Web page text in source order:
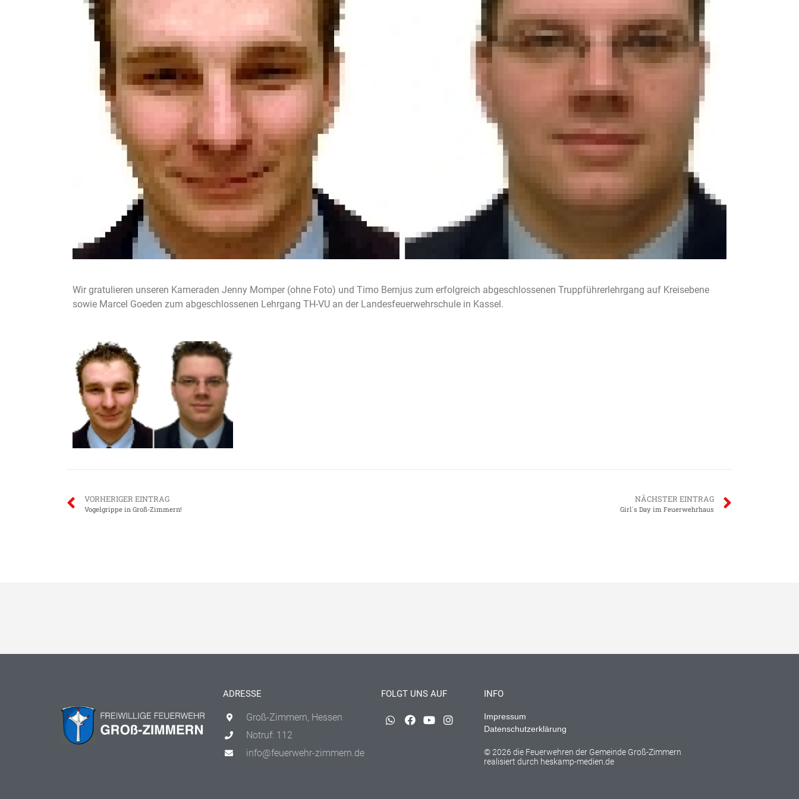
Wir gratulieren unseren Kameraden Jenny Momper (ohne Foto) und Timo Bernjus zum erfolgreich abgeschlossenen Truppführerlehrgang auf Kreisebene
sowie Marcel Goeden zum abgeschlossenen Lehrgang TH-VU an der Landesfeuerwehrschule in Kassel.
VORHERIGER EINTRAG
Vogelgrippe in Groß-Zimmern!
NÄCHSTER EINTRAG
Girl´s Day im Feuerwehrhaus
ADRESSE
Groß-Zimmern, Hessen
Notruf: 112
info@feuerwehr-zimmern.de
FOLGT UNS AUF INFO
Impressum
Datenschutzerklärung
© 2026 die Feuerwehren der Gemeinde Groß-Zimmern
realisiert durch heskamp-medien.de